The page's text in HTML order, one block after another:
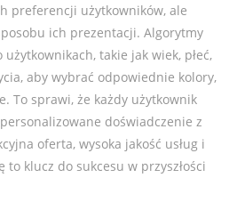
preferencji użytkowników, ale
ich prezentacji. Algorytmy
takie jak wiek, płeć,
aby wybrać odpowiednie kolory,
To sprawi, że każdy użytkownik
doświadczenie z
oferta, wysoka jakość usług i
to klucz do sukcesu w przyszłości